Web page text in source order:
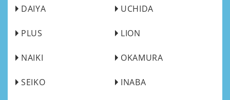
DAIYA UCHIDA
PLUS LION
NAIKI OKAMURA
SEIKO INABA